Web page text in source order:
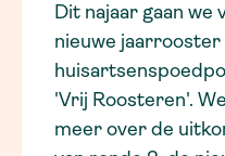
Dit najaar gaan
nieuwe jaarrooster
'Vrij Roosteren'.
meer over de